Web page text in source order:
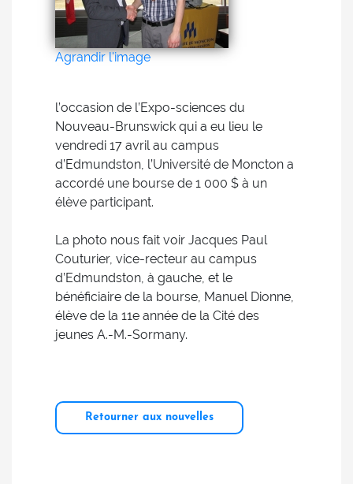
Agrandir l'image
l’occasion de l’Expo-sciences du
Nouveau-Brunswick qui a eu lieu le
vendredi 17 avril au campus
d’Edmundston, l’Université de Moncton a
accordé une bourse de 1 000 $ à un
élève participant.
La photo nous fait voir Jacques Paul
Couturier, vice-recteur au campus
d’Edmundston, à gauche, et le
bénéficiaire de la bourse, Manuel Dionne,
élève de la 11e année de la Cité des
jeunes A.-M.-Sormany.
Retourner aux nouvelles